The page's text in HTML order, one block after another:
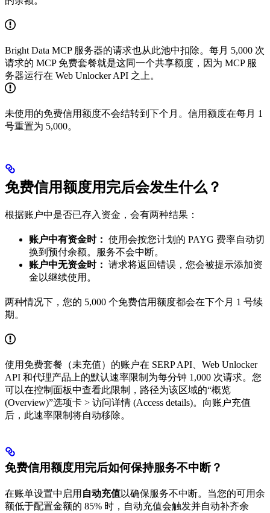
Bright Data MCP 服务器的请求也从此池中扣除。每月 5,000 次
请求的 MCP 免费套餐就是这同一个共享额度，因为 MCP 服
务器运行在 Web Unlocker API 之上。
未使用的免费信用额度不会结转到下个月。信用额度在每月 1
号重置为 5,000。
免费信用额度用完后会发生什么？
根据账户中是否已存入资金，会有两种结果：
账户中有资金时： 使用会按您计划的 PAYG 费率自动切
换到预付余额。服务不会中断。
账户中无资金时： 请求将返回错误，您会被提示添加资
金以继续使用。
两种情况下，您的 5,000 个免费信用额度都会在下个月 1 号续
期。
使用免费套餐（未充值）的账户在 SERP API、Web Unlocker
API 和代理产品上的默认速率限制为每分钟 1,000 次请求。您
可以在控制面板中查看此限制，路径为该区域的“概览
(Overview)”选项卡 > 访问详情 (Access details)。向账户充值
后，此速率限制将自动移除。
免费信用额度用完后如何保持服务不中断？
在账单设置中启用 自动充值以确保服务不中断。当您的可用余
额低于配置金额的 85% 时，自动充值会触发并自动补齐余